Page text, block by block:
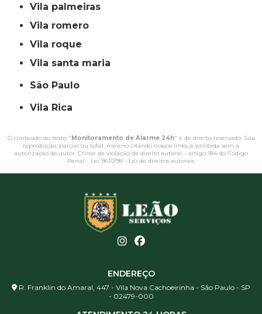
vila palmeiras
vila romero
vila roque
vila santa maria
São Paulo
Vila Rica
O conteúdo do texto "Monitoramento de Alarme 24h" é de direito reservado. Sua
reprodução, parcial ou total, mesmo citando nossos links, é proibida sem a
autorização do autor. Crime de violação de direito autoral – artigo 184 do Código
Penal – Lei 9610/98 - Lei de direitos autorais.
ENDEREÇO
R. Franklin do Amaral, 447 - Vila Nova Cachoeirinha - São Paulo - SP
- 02479-000